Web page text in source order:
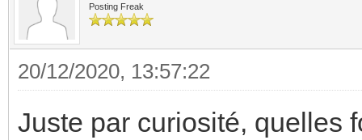
Posting Freak
20/12/2020, 13:57:22
Juste par curiosité, quelles